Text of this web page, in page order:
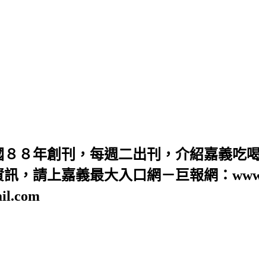
８年創刊，每週二出刊，介紹嘉義吃
，請上嘉義最大入口網－巨報網：